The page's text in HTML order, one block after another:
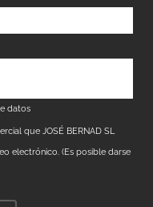
datos
que JOSÉ BERNAD SL
electrónico. (Es posible darse